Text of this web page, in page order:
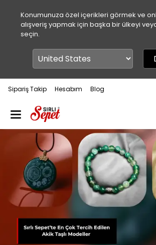
Konumunuza özel içerikleri görmek ve
alışveriş yapmak için başka bir ülkeyi
seçin.
Sipariş Takip Hesabım Blog